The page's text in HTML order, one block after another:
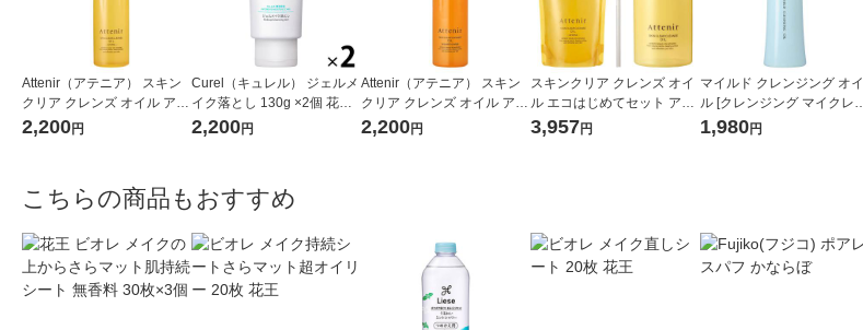
Attenir（アテニア） スキン
クリア クレンズ オイル アロ
マタイプ レギュラーボトル
175ml
2,200円
Curel（キュレル） ジェルメ
イク落とし 130g ×2個 花
王 敏感肌
2,200円
Attenir（アテニア） スキン
クリア クレンズ オイル アロ
マタイプ ピースフルオレン
ジ175ml
2,200円
スキンクリア クレンズ オイ
ル エコはじめてセット アロ
マタイプ 〈エコ対応詰替・
ポンプ付〉＋〈専用ホルダ
3,957円
マイルド クレンジング オイ
ル [クレンジング マイクレ
無添加 毛穴 クレンジングオ
イル 詰め替え]
1,980円
こちらの商品もおすすめ